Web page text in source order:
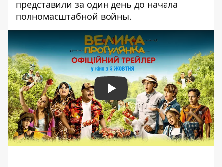
представили за один день до начала
полномасштабной войны.
Play